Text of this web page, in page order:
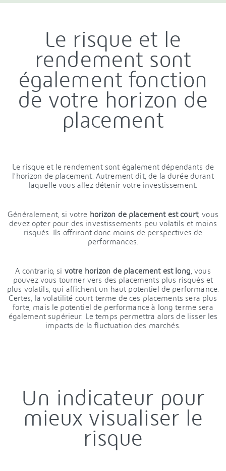
Le risque et le
rendement sont
également fonction
de votre horizon de
placement
Le risque et le rendement sont également dépendants de
l’horizon de placement. Autrement dit, de la durée durant
laquelle vous allez détenir votre investissement.
Généralement, si votre horizon de placement est court, vous
devez opter pour des investissements peu volatils et moins
risqués. Ils offriront donc moins de perspectives de
performances.
A contrario, si votre horizon de placement est long , vous
pouvez vous tourner vers des placements plus risqués et
plus volatils, qui affichent un haut potentiel de performance.
Certes, la volatilité court terme de ces placements sera plus
forte, mais le potentiel de performance à long terme sera
également supérieur. Le temps permettra alors de lisser les
impacts de la fluctuation des marchés.
Un indicateur pour
mieux visualiser le
risque